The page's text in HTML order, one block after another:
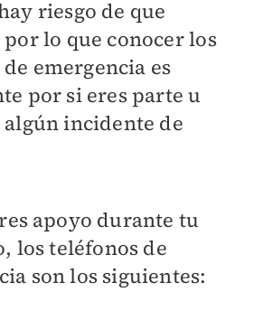
riesgo de que
por lo que conocer los
emergencia es
por si eres parte u
algún incidente de
apoyo durante tu
los teléfonos de
son los siguientes: